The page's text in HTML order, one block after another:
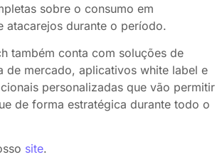
sobre o consumo em
atacarejos durante o período.
também conta com soluções de
de mercado, aplicativos white label e
personalizadas que vão permitir
de forma estratégica durante todo o
site.